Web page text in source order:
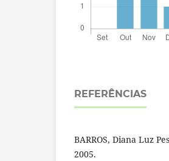
REFERÊNCIAS
BARROS, Diana Luz
2005.